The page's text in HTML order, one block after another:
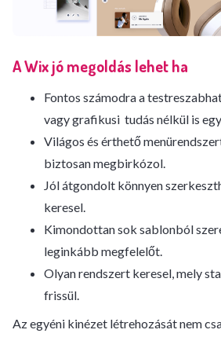
A Wix jó megoldás lehet ha
Fontos számodra a
vagy grafikusi tudás nélkül is
Világos és érthető
biztosan megbirkózol.
Jól átgondolt könnyen
keresel.
Kimondottan sok sablonból
leginkább megfelelőt.
Olyan rendszert keresel, mely
frissül.
Az egyéni kinézet létrehozását nem